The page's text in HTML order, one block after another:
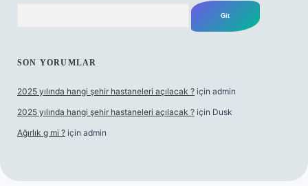
SON YORUMLAR
2025 yılında hangi şehir hastaneleri açılacak ? için admin
2025 yılında hangi şehir hastaneleri açılacak ? için Dusk
Ağırlık g mi ? için admin